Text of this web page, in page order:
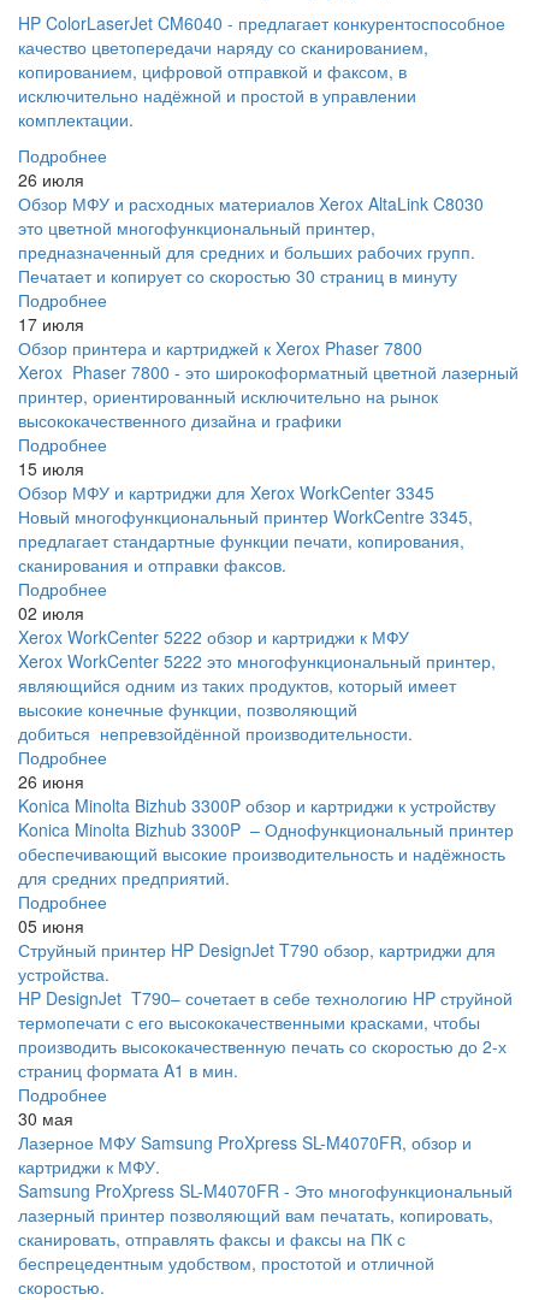
HP ColorLaserJet CM6040 - предлагает конкурентоспособное
качество цветопередачи наряду со сканированием,
копированием, цифровой отправкой и факсом, в
исключительно надёжной и простой в управлении
комплектации.
Подробнее
26 июля
Обзор МФУ и расходных материалов Xerox AltaLink C8030
это цветной многофункциональный принтер,
предназначенный для средних и больших рабочих групп.
Печатает и копирует со скоростью 30 страниц в минуту
Подробнее
17 июля
Обзор принтера и картриджей к Xerox Phaser 7800
Xerox Phaser 7800 - это широкоформатный цветной лазерный
принтер, ориентированный исключительно на рынок
высококачественного дизайна и графики
Подробнее
15 июля
Обзор МФУ и картриджи для Xerox WorkCenter 3345
Новый многофункциональный принтер WorkCentre 3345,
предлагает стандартные функции печати, копирования,
сканирования и отправки факсов.
Подробнее
02 июля
Xerox WorkCenter 5222 обзор и картриджи к МФУ
Xerox WorkCenter 5222 это многофункциональный принтер,
являющийся одним из таких продуктов, который имеет
высокие конечные функции, позволяющий
добиться непревзойдённой производительности.
Подробнее
26 июня
Konica Minolta Bizhub 3300P обзор и картриджи к устройству
Konica Minolta Bizhub 3300P – Однофункциональный принтер
обеспечивающий высокие производительность и надёжность
для средних предприятий.
Подробнее
05 июня
Струйный принтер HP DesignJet T790 обзор, картриджи для
устройства.
HP DesignJet T790– сочетает в себе технологию HP струйной
термопечати с его высококачественными красками, чтобы
производить высококачественную печать со скоростью до 2-х
страниц формата A1 в мин.
Подробнее
30 мая
Лазерное МФУ Samsung ProXpress SL-M4070FR, обзор и
картриджи к МФУ.
Samsung ProXpress SL-M4070FR - Это многофункциональный
лазерный принтер позволяющий вам печатать, копировать,
сканировать, отправлять факсы и факсы на ПК с
беспрецедентным удобством, простотой и отличной
скоростью.